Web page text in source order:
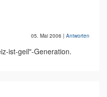
05. Mai 2006 | Antworten
ist-geil"-Generation.